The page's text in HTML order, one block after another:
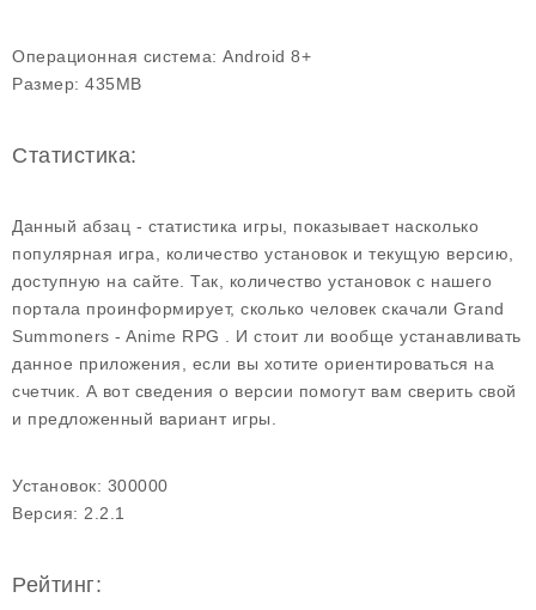
Операционная система: Android 8+
Размер: 435MB
Статистика:
Данный абзац - статистика игры, показывает насколько
популярная игра, количество установок и текущую версию,
доступную на сайте. Так, количество установок с нашего
портала проинформирует, сколько человек скачали Grand
Summoners - Anime RPG . И стоит ли вообще устанавливать
данное приложения, если вы хотите ориентироваться на
счетчик. А вот сведения о версии помогут вам сверить свой
и предложенный вариант игры.
Установок: 300000
Версия: 2.2.1
Рейтинг: